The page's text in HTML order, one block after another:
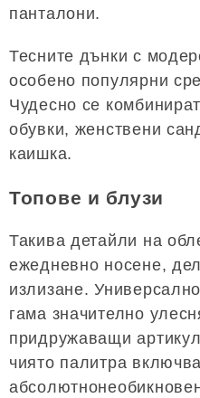
панталони.
Тесните дънки с
особено популярни
Чудесно се
обувки, женствени
каишка.
Топове и блузи
Такива детайли на
ежедневно носене,
излизане.
гама значително
придружаващи
чиято палитра включва